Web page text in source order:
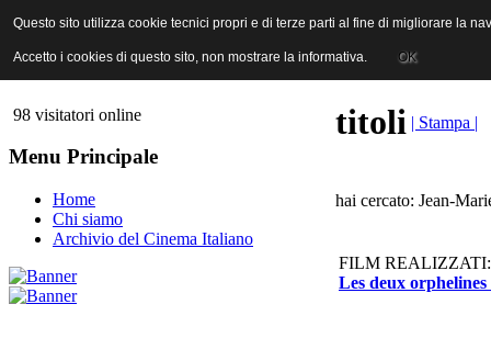
ANICA | Associazione Nazionale Industrie Cinematografiche
98 visitatori online
Menu Principale
Home
Chi siamo
Archivio del Cinema Italiano
titoli | Stampa |
hai cercato: Jean-
FILM REALIZZATI:
Les deux
Questo sito utilizza cookie tecnici propri e di terze parti al fine di migliorare la
Accetto i cookies di questo sito, non mostrare la informativa. OK
Questo sito utilizza cookie tecnici propri e di terze parti al fine di migliorare la
Accetto i cookies di questo sito, non mostrare la informativa. OK